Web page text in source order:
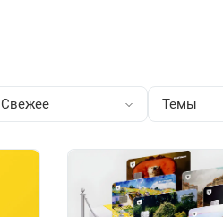
Свежее Темы